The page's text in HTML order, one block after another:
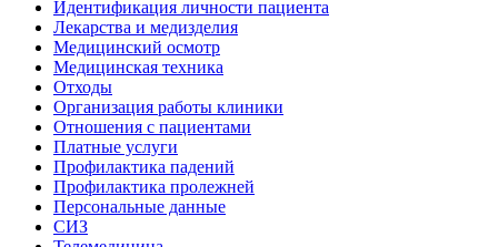
Идентификация личности пациента
Лекарства и медизделия
Медицинский осмотр
Медицинская техника
Отходы
Организация работы клиники
Отношения с пациентами
Платные услуги
Профилактика падений
Профилактика пролежней
Персональные данные
СИЗ